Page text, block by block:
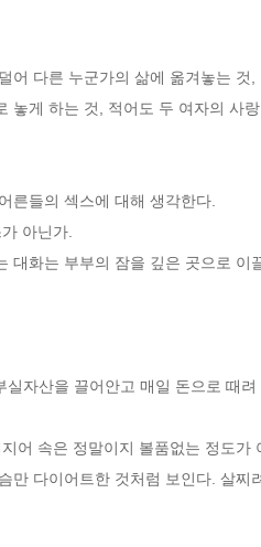
어 다른 누군가의 삶에 옮겨놓는
놓게 하는 것, 적어도 두 여자의 사
른들의 섹스에 대해 생각한다.
아닌가.
대화는 부부의 잠을 깊은 곳으로
실자산을 끌어안고 매일 돈으로 때
어 속은 정말이지 볼품없는 정도
만 다이어트한 것처럼 보인다. 살